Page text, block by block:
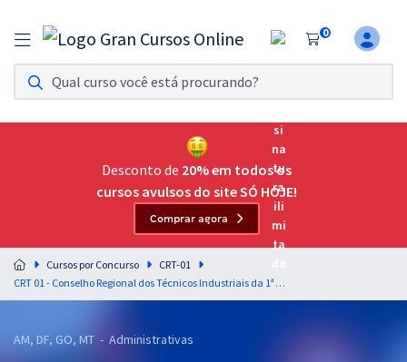
0
Assinatura Ilimitada 11
Acesso a todos os cursos. Teste grátis por 7 dias!
Assinatura OAB Até Passar
Acesso ilimitado a toda preparação para o Exame da
Residências Multiprofissionais
Preparação completa e intensiva para as principais
residências em saúde do Brasil
Desconto de 20% em todos os
cursos avulsos do site SÓ HOJE!
Comprar agora
Cursos por Concurso
CRT-01
CRT 01 - Conselho Regional dos Técnicos Industriais da 1ª Região - Assistente Administrativo
AM, DF, GO, MT - Administrativas